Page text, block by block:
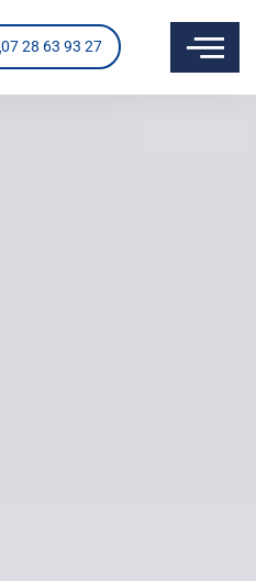
07 28 63 93 27